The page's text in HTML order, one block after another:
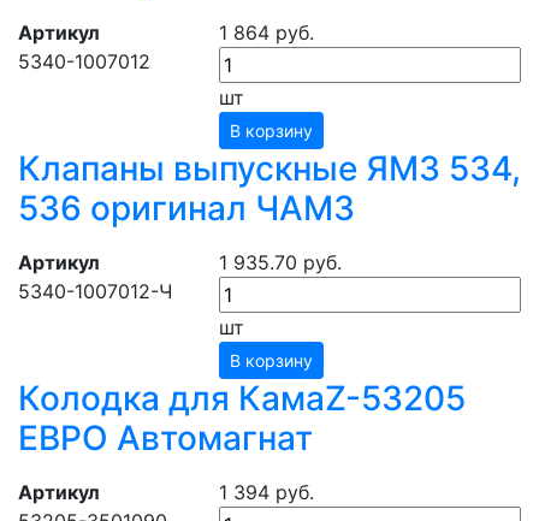
Артикул
5340-1007012
1 864 руб.
шт
В корзину
Клапаны выпускные ЯМЗ 534,
536 оригинал ЧАМЗ
Артикул
5340-1007012-Ч
1 935.70 руб.
шт
В корзину
Колодка для КамаZ-53205
ЕВРО Автомагнат
Артикул
1 394 руб.